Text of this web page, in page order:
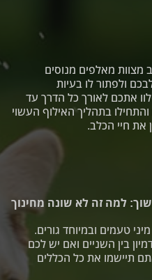
למה זה לא שונה מחינוך
טעמים ובמיוחד גורים.
בין השניים ואם יש לכם
תיישמו את כל הכללים
מצוות מאלפים מנוסים
ולפתור לו בעיות
אתכם לאורך כל הדרך עד
בתהליך האילוף העשוי
את חיי הכלב.